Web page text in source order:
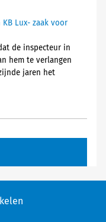
Lux- zaak voor
de inspecteur in
hem te verlangen
jaren het